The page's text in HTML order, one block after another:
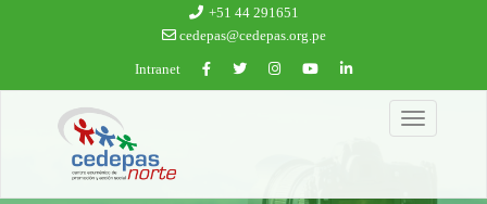
+51 44 291651
cedepas@cedepas.org.pe
Intranet
Toggle
navigation